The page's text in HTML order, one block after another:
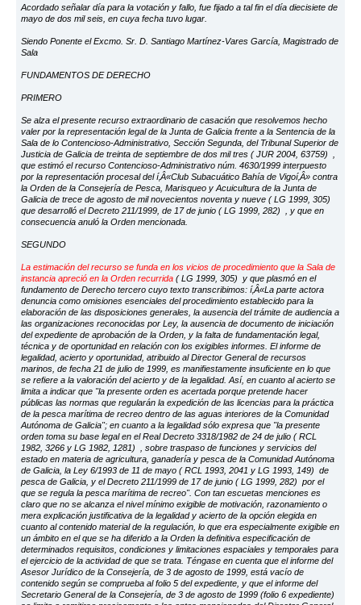
Acordado señalar día para la votación y fallo, fue fijado a tal fin el día diecisiete de
mayo de dos mil seis, en cuya fecha tuvo lugar.
Siendo Ponente el Excmo. Sr. D. Santiago Martínez-Vares García, Magistrado de
Sala
FUNDAMENTOS DE DERECHO
PRIMERO
Se alza el presente recurso extraordinario de casación que resolvemos hecho
valer por la representación legal de la Junta de Galicia frente a la Sentencia de la
Sala de lo Contencioso-Administrativo, Sección Segunda, del Tribunal Superior de
Justicia de Galicia de treinta de septiembre de dos mil tres ( JUR 2004, 63759) ,
que estimó el recurso Contencioso-Administrativo núm. 4630/1999 interpuesto
por la representación procesal del í‚Â«Club Subacuático Bahía de Vigoí‚Â» contra
la Orden de la Consejería de Pesca, Marisqueo y Acuicultura de la Junta de
Galicia de trece de agosto de mil novecientos noventa y nueve ( LG 1999, 305)
que desarrolló el Decreto 211/1999, de 17 de junio ( LG 1999, 282) , y que en
consecuencia anuló la Orden mencionada.
SEGUNDO
La estimación del recurso se funda en los vicios de procedimiento que la Sala de
instancia apreció en la Orden recurrida ( LG 1999, 305) y que plasmó en el
fundamento de Derecho tercero cuyo texto transcribimos: í‚Â«La parte actora
denuncia como omisiones esenciales del procedimiento establecido para la
elaboración de las disposiciones generales, la ausencia del trámite de audiencia a
las organizaciones reconocidas por Ley, la ausencia de documento de iniciación
del expediente de aprobación de la Orden, y la falta de fundamentación legal,
técnica y de oportunidad en relación con los exigibles informes. El informe de
legalidad, acierto y oportunidad, atribuido al Director General de recursos
marinos, de fecha 21 de julio de 1999, es manifiestamente insuficiente en lo que
se refiere a la valoración del acierto y de la legalidad. Así, en cuanto al acierto se
limita a indicar que "la presente orden es acertada porque pretende hacer
públicas las normas que regularán la expedición de las licencias para la práctica
de la pesca marítima de recreo dentro de las aguas interiores de la Comunidad
Autónoma de Galicia"; en cuanto a la legalidad sólo expresa que "la presente
orden toma su base legal en el Real Decreto 3318/1982 de 24 de julio ( RCL
1982, 3266 y LG 1982, 1281) , sobre traspaso de funciones y servicios del
estado en materia de agricultura, ganadería y pesca de la Comunidad Autónoma
de Galicia, la Ley 6/1993 de 11 de mayo ( RCL 1993, 2041 y LG 1993, 149) de
pesca de Galicia, y el Decreto 211/1999 de 17 de junio ( LG 1999, 282) por el
que se regula la pesca marítima de recreo". Con tan escuetas menciones es
claro que no se alcanza el nivel mínimo exigible de motivación, razonamiento o
mera explicación justificativa de la legalidad y acierto de la opción elegida en
cuanto al contenido material de la regulación, lo que era especialmente exigible en
un ámbito en el que se ha diferido a la Orden la definitiva especificación de
determinados requisitos, condiciones y limitaciones espaciales y temporales para
el ejercicio de la actividad de que se trata. Téngase en cuenta que el informe del
Asesor Jurídico de la Consejería, de 3 de agosto de 1999, está vacío de
contenido según se comprueba al folio 5 del expediente, y que el informe del
Secretario General de la Consejería, de 3 de agosto de 1999 (folio 6 expediente)